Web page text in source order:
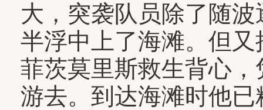
大，突袭队员除了随
半浮中上了海滩。但
菲茨莫里斯救生背心
游去。到达海滩时他